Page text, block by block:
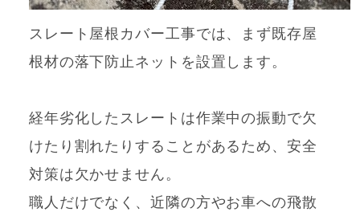
スレート屋根カバー工事では、まず既存屋
根材の落下防止ネットを設置します。
経年劣化したスレートは作業中の振動で欠
けたり割れたりすることがあるため、安全
対策は欠かせません。
職人だけでなく、近隣の方やお車への飛散